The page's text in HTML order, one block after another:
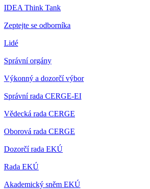
IDEA Think Tank
Zeptejte se odborníka
Lidé
Správní orgány
Výkonný a dozorčí výbor
Správní rada CERGE-EI
Vědecká rada CERGE
Oborová rada CERGE
Dozorčí rada EKÚ
Rada EKÚ
Akademický sněm EKÚ